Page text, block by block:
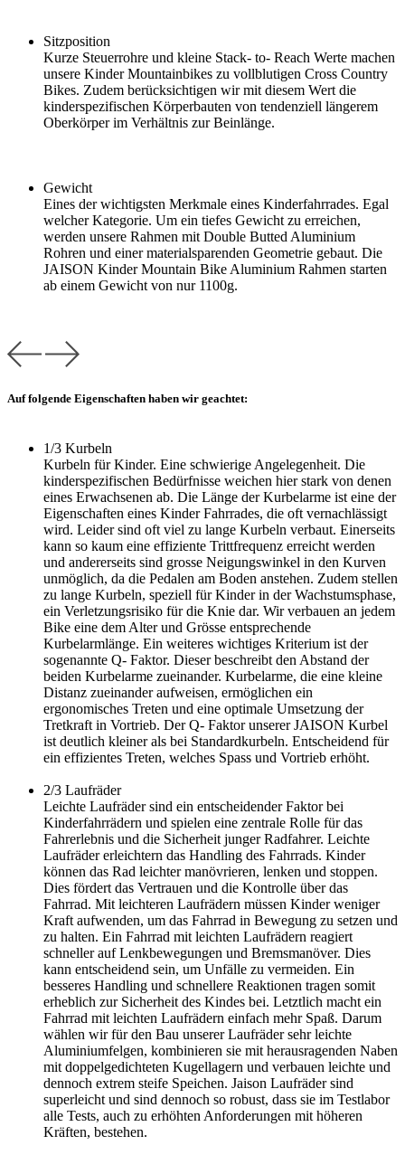
Sitzposition
Kurze Steuerrohre und kleine Stack- to- Reach Werte machen
unsere Kinder Mountainbikes zu vollblutigen Cross Country
Bikes. Zudem berücksichtigen wir mit diesem Wert die
kinderspezifischen Körperbauten von tendenziell längerem
Oberkörper im Verhältnis zur Beinlänge.
Gewicht
Eines der wichtigsten Merkmale eines Kinderfahrrades. Egal
welcher Kategorie. Um ein tiefes Gewicht zu erreichen,
werden unsere Rahmen mit Double Butted Aluminium
Rohren und einer materialsparenden Geometrie gebaut. Die
JAISON Kinder Mountain Bike Aluminium Rahmen starten
ab einem Gewicht von nur 1100g.
Auf folgende Eigenschaften haben wir geachtet:
1/3 Kurbeln
Kurbeln für Kinder. Eine schwierige Angelegenheit. Die
kinderspezifischen Bedürfnisse weichen hier stark von denen
eines Erwachsenen ab. Die Länge der Kurbelarme ist eine der
Eigenschaften eines Kinder Fahrrades, die oft vernachlässigt
wird. Leider sind oft viel zu lange Kurbeln verbaut. Einerseits
kann so kaum eine effiziente Trittfrequenz erreicht werden
und andererseits sind grosse Neigungswinkel in den Kurven
unmöglich, da die Pedalen am Boden anstehen. Zudem stellen
zu lange Kurbeln, speziell für Kinder in der Wachstumsphase,
ein Verletzungsrisiko für die Knie dar. Wir verbauen an jedem
Bike eine dem Alter und Grösse entsprechende
Kurbelarmlänge. Ein weiteres wichtiges Kriterium ist der
sogenannte Q- Faktor. Dieser beschreibt den Abstand der
beiden Kurbelarme zueinander. Kurbelarme, die eine kleine
Distanz zueinander aufweisen, ermöglichen ein
ergonomisches Treten und eine optimale Umsetzung der
Tretkraft in Vortrieb. Der Q- Faktor unserer JAISON Kurbel
ist deutlich kleiner als bei Standardkurbeln. Entscheidend für
ein effizientes Treten, welches Spass und Vortrieb erhöht.
2/3 Laufräder
Leichte Laufräder sind ein entscheidender Faktor bei
Kinderfahrrädern und spielen eine zentrale Rolle für das
Fahrerlebnis und die Sicherheit junger Radfahrer. Leichte
Laufräder erleichtern das Handling des Fahrrads. Kinder
können das Rad leichter manövrieren, lenken und stoppen.
Dies fördert das Vertrauen und die Kontrolle über das
Fahrrad. Mit leichteren Laufrädern müssen Kinder weniger
Kraft aufwenden, um das Fahrrad in Bewegung zu setzen und
zu halten. Ein Fahrrad mit leichten Laufrädern reagiert
schneller auf Lenkbewegungen und Bremsmanöver. Dies
kann entscheidend sein, um Unfälle zu vermeiden. Ein
besseres Handling und schnellere Reaktionen tragen somit
erheblich zur Sicherheit des Kindes bei. Letztlich macht ein
Fahrrad mit leichten Laufrädern einfach mehr Spaß. Darum
wählen wir für den Bau unserer Laufräder sehr leichte
Aluminiumfelgen, kombinieren sie mit herausragenden Naben
mit doppelgedichteten Kugellagern und verbauen leichte und
dennoch extrem steife Speichen. Jaison Laufräder sind
superleicht und sind dennoch so robust, dass sie im Testlabor
alle Tests, auch zu erhöhten Anforderungen mit höheren
Kräften, bestehen.